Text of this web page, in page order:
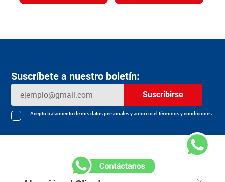
Suscríbete a nuestro boletín:
Suscribirse
Aceptotratamiento de mis datos personalesy autorizo eltérminos y condiciones